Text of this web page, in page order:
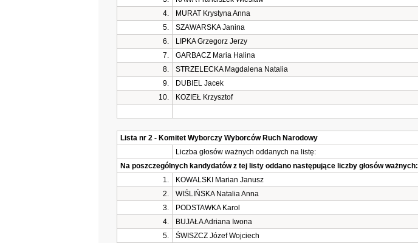
4.
MURAT Krystyna Anna
5.
SZAWARSKA Janina
6.
LIPKA Grzegorz Jerzy
7.
GARBACZ Maria Halina
8.
STRZELECKA Magdalena Natalia
9.
DUBIEL Jacek
10.
KOZIEŁ Krzysztof
Lista nr 2 - Komitet Wyborczy Wyborców Ruch Narodowy
Liczba głosów ważnych oddanych na listę:
Na poszczególnych kandydatów z tej listy oddano następujące liczby głosów ważnych:
1.
KOWALSKI Marian Janusz
2.
WIŚLIŃSKA Natalia Anna
3.
PODSTAWKA Karol
4.
BUJAŁA Adriana Iwona
5.
ŚWISZCZ Józef Wojciech